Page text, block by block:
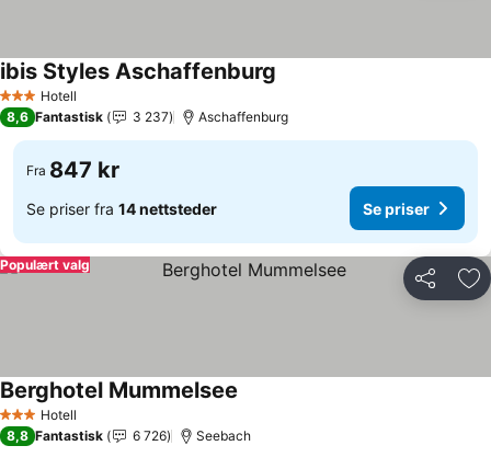
3 StjernerHotell
ibis Styles Aschaffenburg
8,6 Fantastisk 3 237 Aschaffenburg
Fra 847 kr
Se priser fra 14 nettsteder Se priser
Del
Populært valg
3 StjernerHotell
Berghotel Mummelsee
8,8 Fantastisk 6 726 Seebach